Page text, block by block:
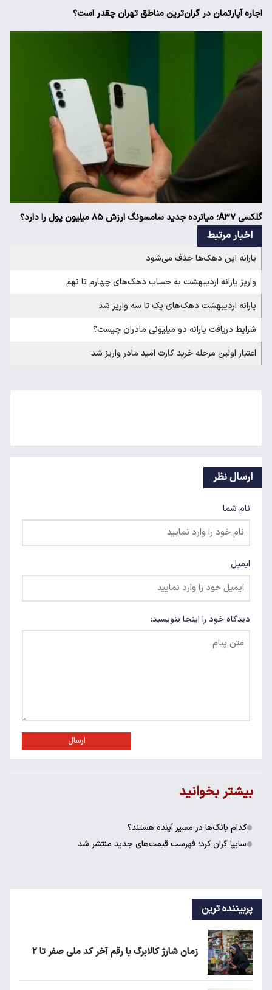
اجاره آپارتمان در گران‌ترین مناطق تهران چقدر است؟
گلکسی A۳۷؛ میانرده جدید سامسونگ ارزش ۸۵ میلیون پول را دارد؟
اخبار مرتبط
یارانه این دهک‌ها حذف می‌شود
واریز یارانه اردیبهشت به حساب دهک‌های چهارم تا نهم
یارانه اردیبهشت دهک‌های یک تا سه واریز شد
شرایط دریافت یارانه دو میلیونی مادران چیست؟
اعتبار اولین مرحله خرید کارت امید مادر واریز شد
ارسال نظر
نام شما
ایمیل
دیدگاه خود را اینجا بنویسید:
ارسال
بیشتر بخوانید
کدام بانک‌ها در مسیر آینده هستند؟
سایپا گران کرد؛ فهرست قیمت‌های جدید منتشر شد
پربیننده ترین
زمان شارژ کالابرگ با رقم آخر کد ملی صفر تا ۲